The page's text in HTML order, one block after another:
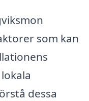
som kan
dessa